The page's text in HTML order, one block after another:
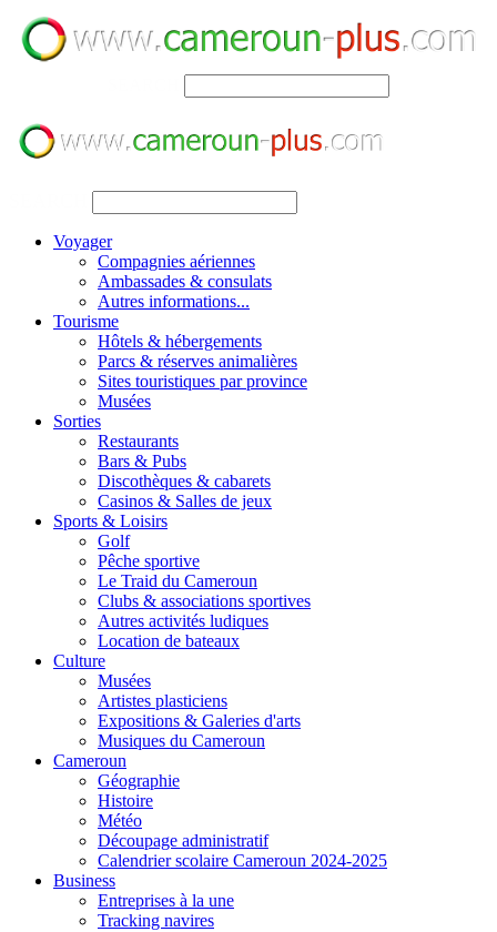
Voyager
Compagnies aériennes
Ambassades & consulats
Autres informations...
Tourisme
Hôtels & hébergements
Parcs & réserves animalières
Sites touristiques par province
Musées
Sorties
Restaurants
Bars & Pubs
Discothèques & cabarets
Casinos & Salles de jeux
Sports & Loisirs
Golf
Pêche sportive
Le Traid du Cameroun
Clubs & associations sportives
Autres activités ludiques
Location de bateaux
Culture
Musées
Artistes plasticiens
Expositions & Galeries d'arts
Musiques du Cameroun
Cameroun
Géographie
Histoire
Météo
Découpage administratif
Calendrier scolaire Cameroun 2024-2025
Business
Entreprises à la une
Tracking navires